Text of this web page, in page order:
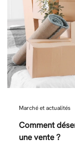
Marché et actualités
Comment
une vente ?